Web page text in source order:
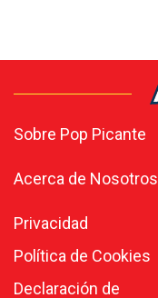
Sobre Pop Picante
Acerca de Nosotros
Privacidad
Política de Cookies
Declaración de